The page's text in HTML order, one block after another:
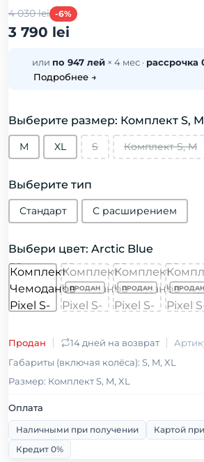
4 030 lei -6%
3 790 lei
или по 947 лей × 4 мес · рассрочка
Подробнее →
Выберите размер: Комплект S,
М XL S Комплект S, M
Выберите тип
Стандарт С расширением
Выбери цвет: Arctic Blue
Продан 14 дней на возврат
Габариты (включая колёса): S, M, XL
Размер: Комплект S, M, XL
Оплата
Наличными при получении
Картой
Кредит 0%